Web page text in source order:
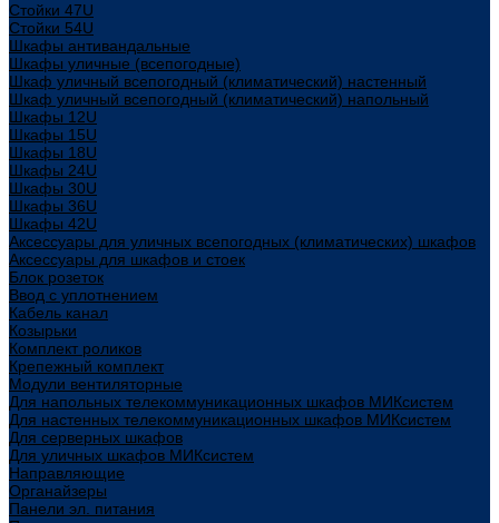
Стойки 47U
Стойки 54U
Шкафы антивандальные
Шкафы уличные (всепогодные)
Шкаф уличный всепогодный (климатический) настенный
Шкаф уличный всепогодный (климатический) напольный
Шкафы 12U
Шкафы 15U
Шкафы 18U
Шкафы 24U
Шкафы 30U
Шкафы 36U
Шкафы 42U
Аксессуары для уличных всепогодных (климатических) шкафов
Аксессуары для шкафов и стоек
Блок розеток
Ввод с уплотнением
Кабель канал
Козырьки
Комплект роликов
Крепежный комплект
Модули вентиляторные
Для напольных телекоммуникационных шкафов МИКсистем
Для настенных телекоммуникационных шкафов МИКсистем
Для серверных шкафов
Для уличных шкафов МИКсистем
Направляющие
Органайзеры
Панели эл. питания